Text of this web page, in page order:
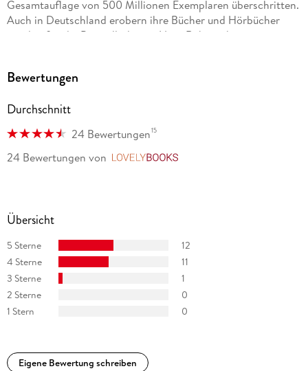
Gesamtauflage von 500 Millionen Exemplaren überschritten.
Auch in Deutschland erobern ihre Bücher und Hörbücher
regelmäßig die Bestsellerlisten. Nora Roberts hat zwei
Bewertungen
Durchschnitt
24 Bewertungen15
24 Bewertungen von
Übersicht
5 Sterne
12
4 Sterne
11
3 Sterne
1
2 Sterne
0
1 Stern
0
Eigene Bewertung schreiben